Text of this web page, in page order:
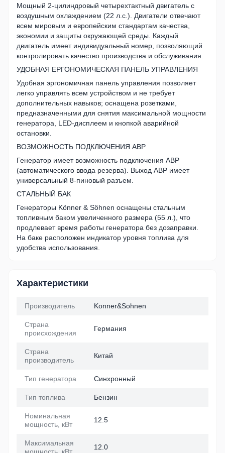
Мощный 2-цилиндровый четырехтактный двигатель с
воздушным охлаждением (22 л.с.). Двигатели отвечают
всем мировым и европейским стандартам качества,
экономии и защиты окружающей среды. Каждый
двигатель имеет индивидуальный номер, позволяющий
контролировать качество производства и обслуживания.
УДОБНАЯ ЕРГОНОМИЧЕСКАЯ ПАНЕЛЬ УПРАВЛЕНИЯ
Удобная эргономичная панель управления позволяет
легко управлять всем устройством и не требует
дополнительных навыков; оснащена розетками,
предназначенными для снятия максимальной мощности
генератора, LED-дисплеем и кнопкой аварийной
остановки.
ВОЗМОЖНОСТЬ ПОДКЛЮЧЕНИЯ АВР
Генератор имеет возможность подключения АВР
(автоматического ввода резерва). Выход АВР имеет
универсальный 8-пиновый разъем.
СТАЛЬНЫЙ БАК
Генераторы Könner & Söhnen оснащены стальным
топливным баком увеличенного размера (55 л.), что
продлевает время работы генератора без дозаправки.
На баке расположен индикатор уровня топлива для
удобства использования.
Характеристики
Производитель Konner&Sohnen
Страна
происхождения
Германия
Страна
производитель
Китай
Тип генератора Синхронный
Тип топлива Бензин
Номинальная
мощность, кВт
12.5
Максимальная
мощность, кВт
12.0